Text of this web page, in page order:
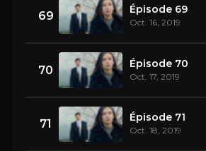
69 Épisode 69
Oct. 16, 2019
70 Épisode 70
Oct. 17, 2019
71 Épisode 71
Oct. 18, 2019